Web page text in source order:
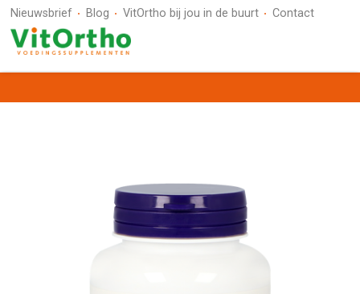
Nieuwsbrief Blog VitOrtho bij jou in de buurt Contact